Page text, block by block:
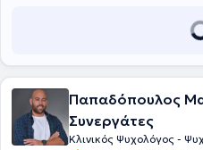
Παπαδόπουλος
Συνεργάτες
Κλινικός Ψυχολόγος -